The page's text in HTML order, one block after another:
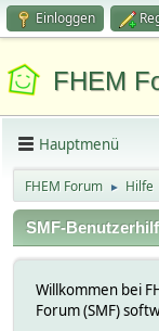
Einloggen
FHEM
Hauptmenü
FHEM Forum ► Hilfe
SMF-
Willkommen bei
Forum (SMF)